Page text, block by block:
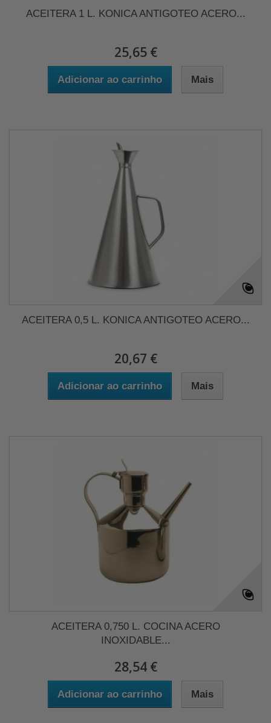
ACEITERA 1 L. KONICA ANTIGOTEO ACERO...
25,65 €
Adicionar ao carrinho Mais
ACEITERA 0,5 L. KONICA ANTIGOTEO ACERO...
20,67 €
Adicionar ao carrinho Mais
ACEITERA 0,750 L. COCINA ACERO
INOXIDABLE...
28,54 €
Adicionar ao carrinho Mais